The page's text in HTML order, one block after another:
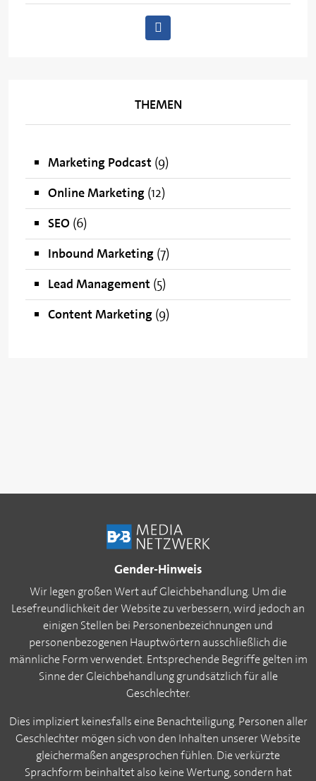
THEMEN
Marketing Podcast (9)
Online Marketing (12)
SEO (6)
Inbound Marketing (7)
Lead Management (5)
Content Marketing (9)
Gender-Hinweis
Wir legen großen Wert auf Gleichbehandlung. Um die
Lesefreundlichkeit der Website zu verbessern, wird jedoch an
einigen Stellen bei Personenbezeichnungen und
personenbezogenen Hauptwörtern ausschließlich die
männliche Form verwendet. Entsprechende Begriffe gelten im
Sinne der Gleichbehandlung grundsätzlich für alle
Geschlechter.
Dies impliziert keinesfalls eine Benachteiligung. Personen aller
Geschlechter mögen sich von den Inhalten unserer Website
gleichermaßen angesprochen fühlen. Die verkürzte
Sprachform beinhaltet also keine Wertung, sondern hat